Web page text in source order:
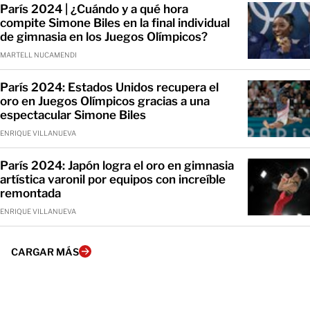
París 2024 | ¿Cuándo y a qué hora
compite Simone Biles en la final individual
de gimnasia en los Juegos Olímpicos?
MARTELL NUCAMENDI
París 2024: Estados Unidos recupera el
oro en Juegos Olímpicos gracias a una
espectacular Simone Biles
ENRIQUE VILLANUEVA
París 2024: Japón logra el oro en gimnasia
artística varonil por equipos con increíble
remontada
ENRIQUE VILLANUEVA
CARGAR MÁS